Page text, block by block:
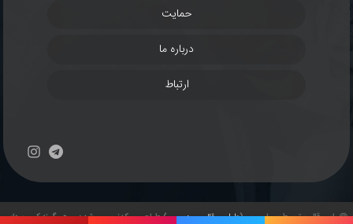
حمایت
درباره ما
ارتباط
این قالب توسط پروان وب (طراحی قالب وردپرس) طراحی و کدنویسی شده و هر گونه کپی بردای